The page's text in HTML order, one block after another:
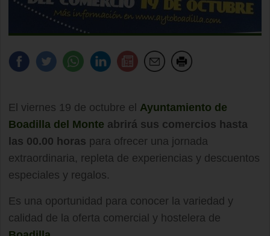
El viernes 19 de octubre el Ayuntamiento de
Boadilla del Monte abrirá sus comercios hasta
las 00.00 horas para ofrecer una jornada
extraordinaria, repleta de experiencias y descuentos
especiales y regalos.
Es una oportunidad para conocer la variedad y
calidad de la oferta comercial y hostelera de